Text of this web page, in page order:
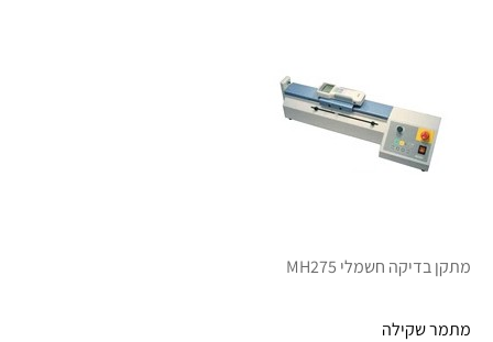
מתקן בדיקה חשמלי MH275
מתמר שקילה